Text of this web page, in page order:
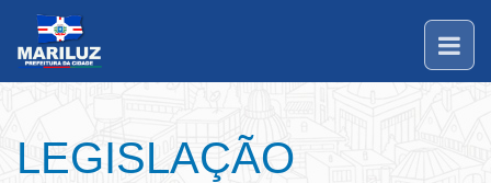
LEGISLAÇÃO